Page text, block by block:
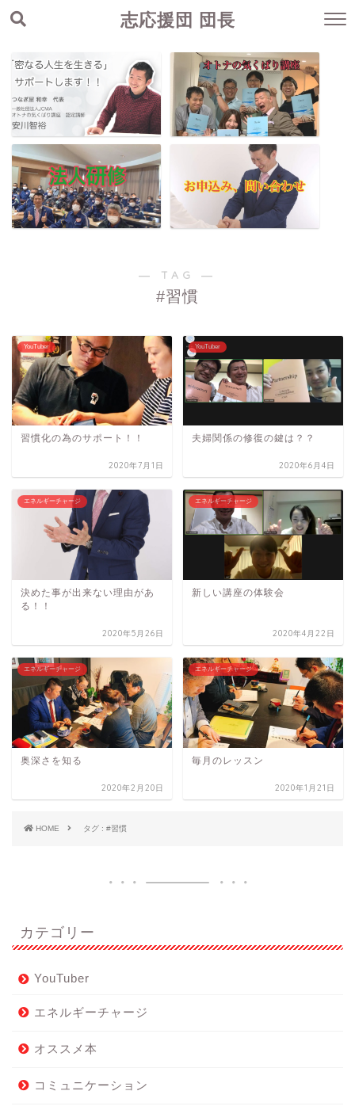
志応援団 団長
― TAG ―
#習慣
YouTuber
習慣化の為のサポート！！
2020年7月1日
YouTuber
夫婦関係の修復の鍵は？？
2020年6月4日
エネルギーチャージ
決めた事が出来ない理由があ
る！！
2020年5月26日
エネルギーチャージ
新しい講座の体験会
2020年4月22日
エネルギーチャージ
奥深さを知る
2020年2月20日
エネルギーチャージ
毎月のレッスン
2020年1月21日
HOME タグ : #習慣
カテゴリー
YouTuber
エネルギーチャージ
オススメ本
コミュニケーション